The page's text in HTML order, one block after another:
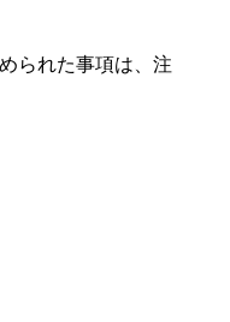
られた事項は、注